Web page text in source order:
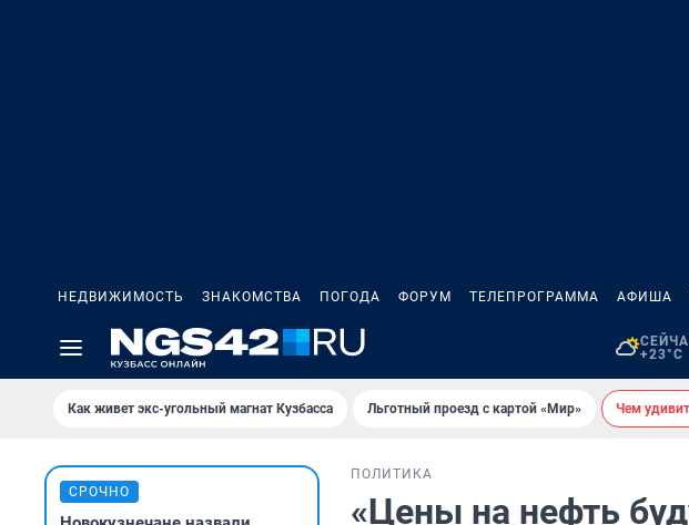
НЕДВИЖИМОСТЬ ЗНАКОМСТВА ПОГОДА ФОРУМ ТЕЛЕПРОГРАММА АФИША
+23°C
Как живет экс-угольный магнат Кузбасса Льготный проезд с картой «Мир» Чем
СРОЧНО
ПОЛИТИКА
«Цены на нефть